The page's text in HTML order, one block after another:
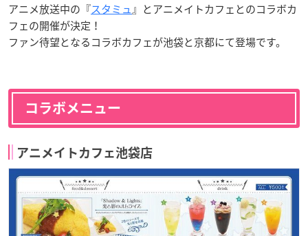
アニメ放送中の『スタミュ』とアニメイトカフェとのコラボカ
フェの開催が決定！
ファン待望となるコラボカフェが池袋と京都にて登場です。
コラボメニュー
アニメイトカフェ池袋店